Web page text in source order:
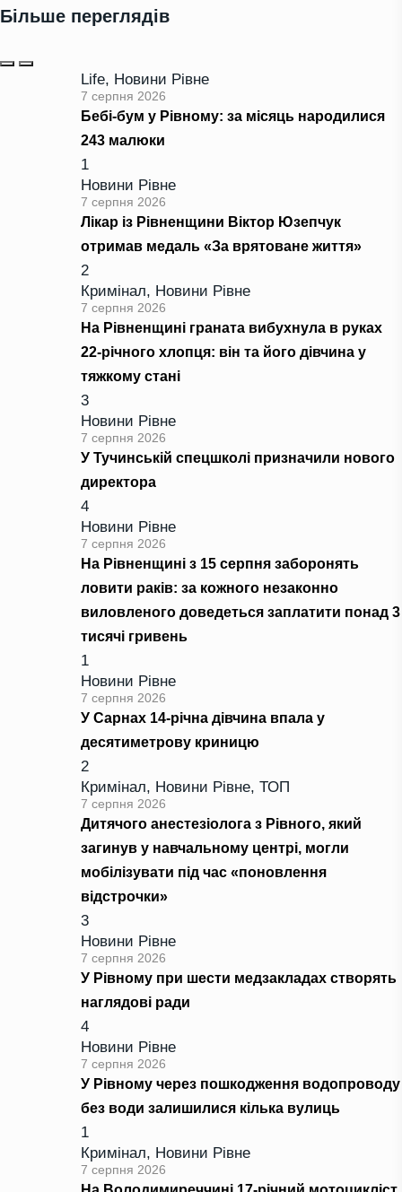
Більше переглядів
Life, Новини Рівне
7 серпня 2026
Бебі-бум у Рівному: за місяць народилися
243 малюки
1
Новини Рівне
7 серпня 2026
Лікар із Рівненщини Віктор Юзепчук
отримав медаль «За врятоване життя»
2
Кримінал, Новини Рівне
7 серпня 2026
На Рівненщині граната вибухнула в руках
22-річного хлопця: він та його дівчина у
тяжкому стані
3
Новини Рівне
7 серпня 2026
У Тучинській спецшколі призначили нового
директора
4
Новини Рівне
7 серпня 2026
На Рівненщині з 15 серпня заборонять
ловити раків: за кожного незаконно
виловленого доведеться заплатити понад 3
тисячі гривень
1
Новини Рівне
7 серпня 2026
У Сарнах 14-річна дівчина впала у
десятиметрову криницю
2
Кримінал, Новини Рівне, ТОП
7 серпня 2026
Дитячого анестезіолога з Рівного, який
загинув у навчальному центрі, могли
мобілізувати під час «поновлення
відстрочки»
3
Новини Рівне
7 серпня 2026
У Рівному при шести медзакладах створять
наглядові ради
4
Новини Рівне
7 серпня 2026
У Рівному через пошкодження водопроводу
без води залишилися кілька вулиць
1
Кримінал, Новини Рівне
7 серпня 2026